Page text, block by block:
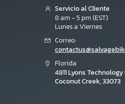
Servicio al Cliente
8 am - 5 pm (EST)
Lunes a Viernes
Correo:
Florida
4811 Lyons
Coconut Creek, 33073